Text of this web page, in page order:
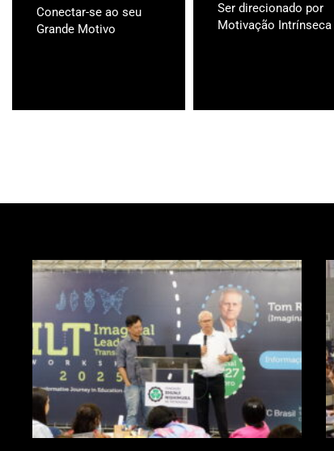
Conectar-se ao seu
Grande Motivo
Ser direcionado por
Motivação Intrínseca